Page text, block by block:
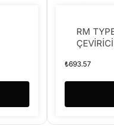
RM
ÇEVİRİCİ
₺693.57